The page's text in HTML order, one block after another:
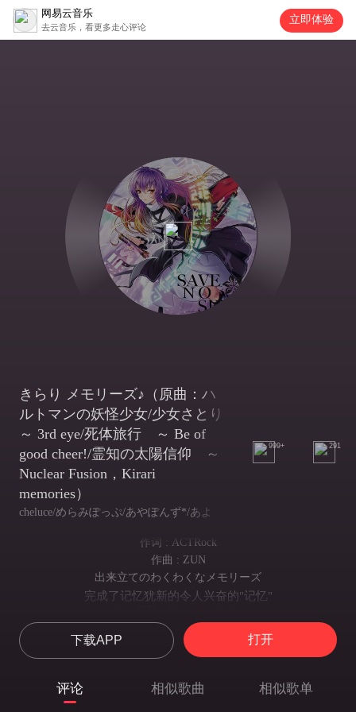
网易云音乐
去云音乐，看更多走心评论
立即体验
きらり メモリーズ♪（原曲：ハ
ルトマンの妖怪少女/少女さとり
～ 3rd eye/死体旅行 ～ Be of
good cheer!/霊知の太陽信仰 ～
Nuclear Fusion，Kirari
memories）
cheluce/めらみぽっぷ/あやぽんず*/あよ
999+ 291
作词 : ACTRock
作曲 : ZUN
出来立てのわくわくなメモリーズ
完成了记忆犹新的令人兴奋的"记忆"
快来~ 和我一起开始冒险吧
地下に続く道って
所谓延申至地下的道路
找到了的话 总让人觉得很在意呢
下载APP 打开
评论 相似歌曲 相似歌单